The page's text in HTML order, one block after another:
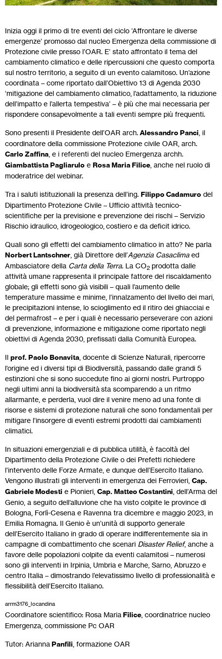
Inizia oggi il primo di tre eventi del ciclo ‘Affrontare le diverse
emergenze’ promosso dal nucleo Emergenza della commissione di
Protezione civile presso l’OAR. E’ stato affrontato il tema del
cambiamento climatico e delle ripercussioni che questo comporta
sul nostro territorio, a seguito di un evento calamitoso. Un’azione
coordinata – come riportato dall’Obiettivo 13 di Agenda 2030
‘mitigazione del cambiamento climatico, l’adattamento, la riduzione
dell’impatto e l’allerta tempestiva’ – è più che mai necessaria per
rispondere consapevolmente a tali eventi sempre più frequenti.
Sono presenti il Presidente dell’OAR arch.Alessandro Panci, il
coordinatore della commissione Protezione civile OAR, arch.
Carlo Zaffina, e i referenti del nucleo Emergenza archh.
Giambattista Pagliarulo e Rosa Maria Filice, anche nel ruolo di
moderatrice del webinar.
Tra i saluti istituzionali la presenza dell’ing. Filippo Cadamuro del
Dipartimento Protezione Civile – Ufficio attività tecnico-
scientifiche per la previsione e prevenzione dei rischi – Servizio
Rischio idraulico, idrogeologico, costiero e da deficit idrico.
Quali sono gli effetti del cambiamento climatico in atto? Ne parla
Norbert Lantschner, già Direttore dell’Agenzia Casaclimaed
Ambasciatore della Carta della Terra. La CO2 prodotta dalle
attività umane rappresenta il principale fattore del riscaldamento
globale; gli effetti sono già visibili – quali l’aumento delle
temperature massime e minime, l’innalzamento del livello dei mari,
le precipitazioni intense, lo scioglimento ed il ritiro dei ghiacciai e
del permafrost – e per i quali è necessario perseverare con azioni
di prevenzione, informazione e mitigazione come riportato negli
obiettivi di Agenda 2030, prefissati dalla Comunità Europea.
Il prof. Paolo Bonavita, docente di Scienze Naturali, ripercorre
l’origine ed i diversi tipi di Biodiversità, passando dalle grandi 5
estinzioni che si sono succedute fino ai giorni nostri. Purtroppo
negli ultimi anni la biodiversità sta scomparendo a un ritmo
allarmante, e perderla, vuol dire il venire meno ad una fonte di
risorse e sistemi di protezione naturali che sono fondamentali per
mitigare l’insorgere di eventi estremi prodotti dai cambiamenti
climatici.
In situazioni emergenziali e di pubblica utilità, è facoltà del
Dipartimento della Protezione Civile o dei Prefetti richiedere
l’intervento delle Forze Armate, e dunque dell’Esercito Italiano.
Vengono illustrati gli interventi in emergenza dei Ferrovieri, Cap.
Gabriele Modesti e Pionieri, Cap. Matteo Costantini, dell’Arma del
Genio, a seguito dell’alluvione che ha visto colpite le province di
Bologna, Forlì-Cesena e Ravenna tra dicembre e maggio 2023, in
Emilia Romagna. Il Genio è un’unità di supporto generale
dell’Esercito Italiano in grado di operare indifferentemente sia in
campagne di combattimento che scenari Disaster Relief, anche a
favore delle popolazioni colpite da eventi calamitosi – numerosi
sono gli interventi in Irpinia, Umbria e Marche, Sarno, Abruzzo e
centro Italia – dimostrando l’elevatissimo livello di professionalità e
flessibilità dell’Esercito Italiano.
arrm3176_locandina
Coordinatore scientifico: Rosa MariaFilice, coordinatrice nucleo
Emergenza, commissione Pc OAR
Tutor: AriannaPanfili, formazione OAR